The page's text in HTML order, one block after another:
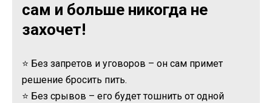
сам и больше никогда не
захочет!
⭐ Без запретов и уговоров – он сам примет
решение бросить пить.
⭐ Без срывов – его будет тошнить от одной